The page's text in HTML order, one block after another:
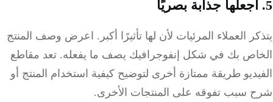
العملاء المرئيات لأن لها تأثيرًا أكبر. اعرض وصف المنتج
بك في شكل إنفوجرافيك يصف ما يفعله. تعد مقاطع
طريقة ممتازة أخرى لتوضيح كيفية استخدام المنتج أو
سبب تفوقه على المنتجات الأخرى.